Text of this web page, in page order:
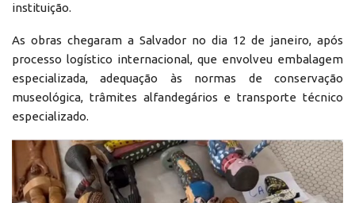
instituição.
As obras chegaram a Salvador no dia 12 de janeiro, após
processo logístico internacional, que envolveu embalagem
especializada, adequação às normas de conservação
museológica, trâmites alfandegários e transporte técnico
especializado.